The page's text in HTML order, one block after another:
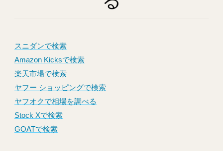
スニダンで検索
Amazon Kicksで検索
楽天市場で検索
ヤフー ショッピングで検索
ヤフオクで相場を調べる
Stock Xで検索
GOATで検索